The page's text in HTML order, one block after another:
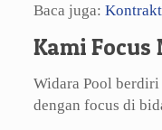
Baca juga:
Kami
Widara Pool berdiri
dengan focus di